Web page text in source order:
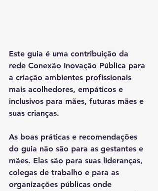
Este guia é uma contribuição da
rede Conexão Inovação Pública para
a criação ambientes profissionais
mais acolhedores, empáticos e
inclusivos para mães, futuras mães e
suas crianças.
As boas práticas e recomendações
do guia não são para as gestantes e
mães. Elas são para suas lideranças,
colegas de trabalho e para as
organizações públicas onde